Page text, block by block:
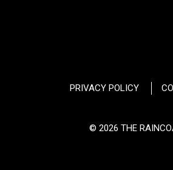
PRIVACY POLICY
© 2026 THE